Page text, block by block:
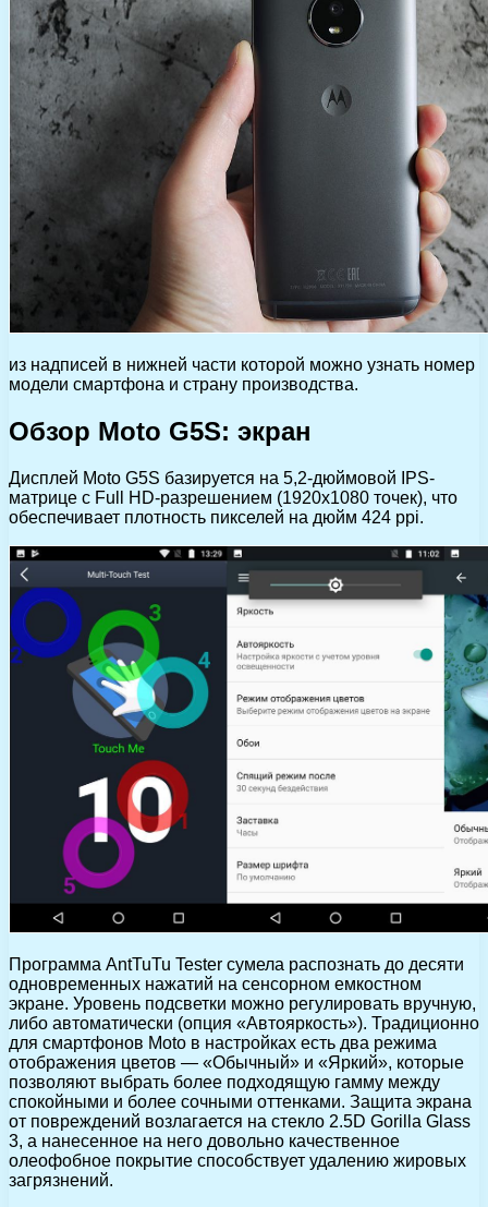
из надписей в нижней части которой можно узнать номер
модели смартфона и страну производства.
Обзор Moto G5S: экран
Дисплей Moto G5S базируется на 5,2-дюймовой IPS-
матрице с Full HD-разрешением (1920х1080 точек), что
обеспечивает плотность пикселей на дюйм 424 ppi.
Программа AntTuTu Tester сумела распознать до десяти
одновременных нажатий на сенсорном емкостном
экране. Уровень подсветки можно регулировать вручную,
либо автоматически (опция «Автояркость»). Традиционно
для смартфонов Moto в настройках есть два режима
отображения цветов — «Обычный» и «Яркий», которые
позволяют выбрать более подходящую гамму между
спокойными и более сочными оттенками. Защита экрана
от повреждений возлагается на стекло 2.5D Gorilla Glass
3, а нанесенное на него довольно качественное
олеофобное покрытие способствует удалению жировых
загрязнений.